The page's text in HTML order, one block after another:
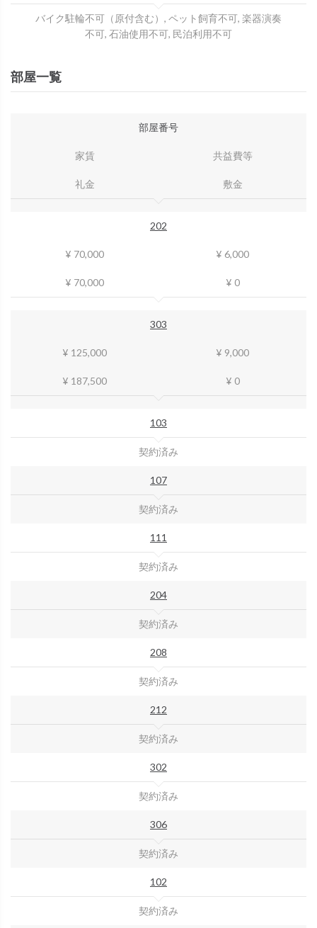
バイク駐輪不可（原付含む）, ペット飼育不可, 楽器演奏
不可, 石油使用不可, 民泊利用不可
部屋一覧
部屋番号
家賃 共益費等
礼金 敷金
202
¥ 70,000 ¥ 6,000
¥ 70,000 ¥ 0
303
¥ 125,000 ¥ 9,000
¥ 187,500 ¥ 0
103
契約済み
107
契約済み
111
契約済み
204
契約済み
208
契約済み
212
契約済み
302
契約済み
306
契約済み
102
契約済み